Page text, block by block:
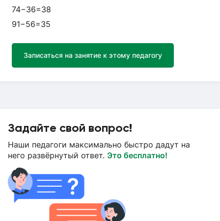
74−36=38​
91−56=35​
Записаться на занятие к этому педагогу
Задайте свой вопрос!
Наши педагоги максимально быстро дадут на
него развёрнутый ответ. Это бесплатно!